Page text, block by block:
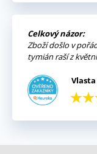
Celkový názor:
Zboží došlo v
tymián raší z
Vlasta